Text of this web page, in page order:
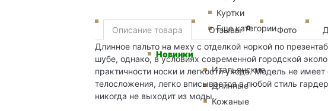
Куртки
Еще категории
Новинки
Итальянские
Длинные
Кожаные
Описание товара Отзывы 0 Фото
Длинное пальто на меху с отделкой норкой по
шубе, однако, в условиях современной городской
практичности носки и легкости ухода. Модель не
телосложения, легко вписывается в любой стиль
никогда не выходит из моды.